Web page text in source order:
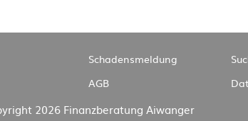
Navigation
überspringen
Schadensmeldung
AGB
2026 Finanzberatung Aiwanger